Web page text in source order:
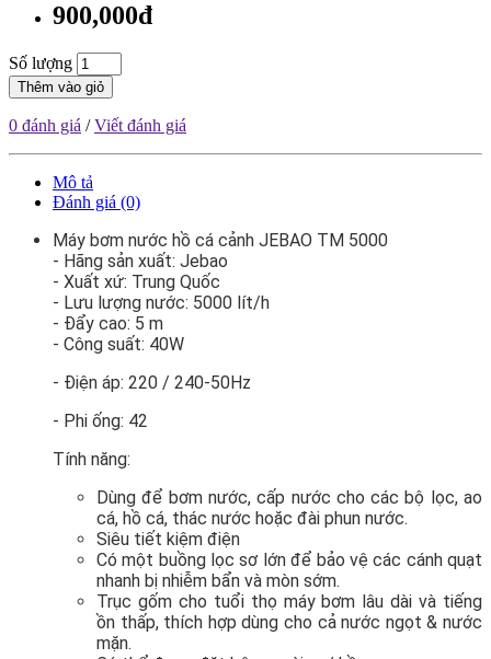
900,000đ
Số lượng
Thêm vào giỏ
0 đánh giá /Viết đánh giá
Mô tả
Đánh giá (0)
Máy bơm nước hồ cá cảnh JEBAO TM 5000
- Hãng sản xuất: Jebao
- Xuất xứ: Trung Quốc
- Lưu lượng nước: 5000 lít/h
- Đẩy cao: 5 m
- Công suất: 40W
- Điện áp: 220 / 240-50Hz
- Phi ống: 42
Tính năng:
Dùng để bơm nước, cấp nước cho các bộ lọc, ao
cá, hồ cá, thác nước hoặc đài phun nước.
Siêu tiết kiệm điện
Có một buồng lọc sơ lớn để bảo vệ các cánh quạt
nhanh bị nhiễm bẩn và mòn sớm.
Trục gốm cho tuổi thọ máy bơm lâu dài và tiếng
ồn thấp, thích hợp dùng cho cả nước ngọt & nước
mặn.